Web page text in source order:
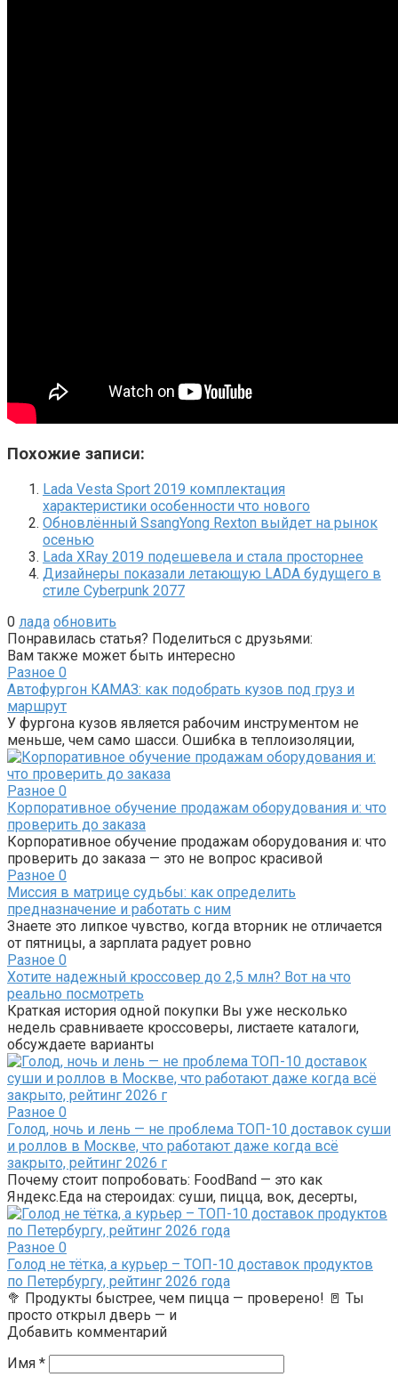
Похожие записи:
Lada Vesta Sport 2019 комплектация
характеристики особенности что нового
Обновлённый SsangYong Rexton выйдет на рынок
осенью
Lada XRay 2019 подешевела и стала просторнее
Дизайнеры показали летающую LADA будущего в
стиле Cyberpunk 2077
0 лада обновить
Понравилась статья? Поделиться с друзьями:
Вам также может быть интересно
Разное 0
Автофургон КАМАЗ: как подобрать кузов под груз и
маршрут
У фургона кузов является рабочим инструментом не
меньше, чем само шасси. Ошибка в теплоизоляции,
Разное 0
Корпоративное обучение продажам оборудования и: что
проверить до заказа
Корпоративное обучение продажам оборудования и: что
проверить до заказа — это не вопрос красивой
Разное 0
Миссия в матрице судьбы: как определить
предназначение и работать с ним
Знаете это липкое чувство, когда вторник не отличается
от пятницы, а зарплата радует ровно
Разное 0
Хотите надежный кроссовер до 2,5 млн? Вот на что
реально посмотреть
Краткая история одной покупки Вы уже несколько
недель сравниваете кроссоверы, листаете каталоги,
обсуждаете варианты
Разное 0
Голод, ночь и лень — не проблема ТОП-10 доставок суши
и роллов в Москве, что работают даже когда всё
закрыто, рейтинг 2026 г
Почему стоит попробовать: FoodBand — это как
Яндекс.Еда на стероидах: суши, пицца, вок, десерты,
Разное 0
Голод не тётка, а курьер – ТОП-10 доставок продуктов
по Петербургу, рейтинг 2026 года
🥦 Продукты быстрее, чем пицца — проверено! 🚪 Ты
просто открыл дверь — и
Добавить комментарий
Имя *